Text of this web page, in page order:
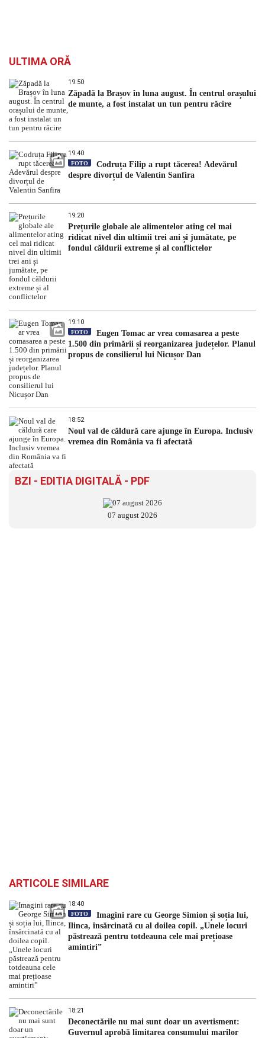
ULTIMA ORĂ
19:50
Zăpadă la Brașov în luna august. În centrul orașului
de munte, a fost instalat un tun pentru răcire
19:40
FOTO
Codruța Filip a rupt tăcerea! Adevărul
despre divorțul de Valentin Sanfira
19:20
Prețurile globale ale alimentelor ating cel mai
ridicat nivel din ultimii trei ani și jumătate, pe
fondul căldurii extreme și al conflictelor
19:10
FOTO
Eugen Tomac ar vrea comasarea a peste
1.500 din primării și reorganizarea județelor. Planul
propus de consilierul lui Nicușor Dan
18:52
Noul val de căldură care ajunge în Europa. Inclusiv
vremea din România va fi afectată
BZI - EDITIA DIGITALĂ - PDF
07 august 2026
ARTICOLE SIMILARE
18:40
FOTO
Imagini rare cu George Simion și soția lui,
Ilinca, însărcinată cu al doilea copil. „Unele locuri
păstrează pentru totdeauna cele mai prețioase
amintiri”
18:21
Deconectările nu mai sunt doar un avertisment:
Guvernul aprobă limitarea consumului marilor